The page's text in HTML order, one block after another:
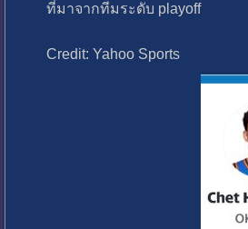
ที่มาจากทีมระดับ playoff
Credit: Yahoo Sports